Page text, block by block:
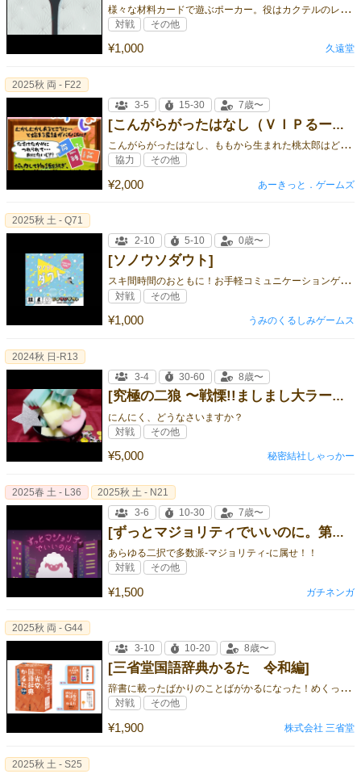
様
々な材料カードで遊ぶポーカー。役はカクテルのレシピ。
¥1,000
対戦 その他
久遠堂
[こんがらがったはなし（ＶＩＰるーむ）]
こ
んがらがったはなし、ももから生まれた桃太郎はどこへ？
¥2,000
2025秋 両 - F22
3-5
15-30 7歳〜
協力 その他
あーきっと．ゲームズ
[ソノウソダウト]
ス
キ間時間のおともに！お手軽コミュニケーションゲーム！
¥1,000
2025秋 土 - Q71
2-10
5-10 0歳〜
対戦 その他
うみのくるしみゲームス
[究極の二狼 〜戦慄!!ましまし大ラーメンの晩餐〜]
にんにく、どうなさいますか？
¥5,000
2024秋 日-R13
3-4
30-60 8歳〜
対戦 その他
秘密結社しゃっかー
[ずっとマジョリティでいいのに。第二版]
あらゆる二択で多数派-マジョリティ-に属せ！！
¥1,500
2025春 土 - L36
2025秋 土 - N21
3-6
10-30 7歳〜
対戦 その他
ガチネンガ
[三省堂国語辞典かるた 令和編]
辞
書に載ったばかりのことばがかるになった！めくって楽しい、あたらしい！
¥1,900
2025秋 両 - G44
3-10
10-20 8歳〜
対戦 その他
株式会社 三省堂
2025秋 土 - S25